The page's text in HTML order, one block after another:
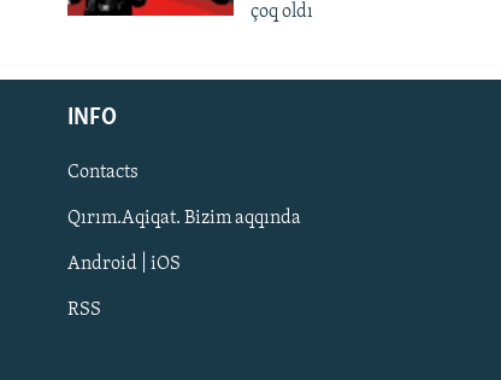
Русский
Українською
QOŞULIÑIZ!
çoq oldı
INFO
Contacts
Qırım.Aqiqat. Bizim aqqında
Android | iOS
RSS